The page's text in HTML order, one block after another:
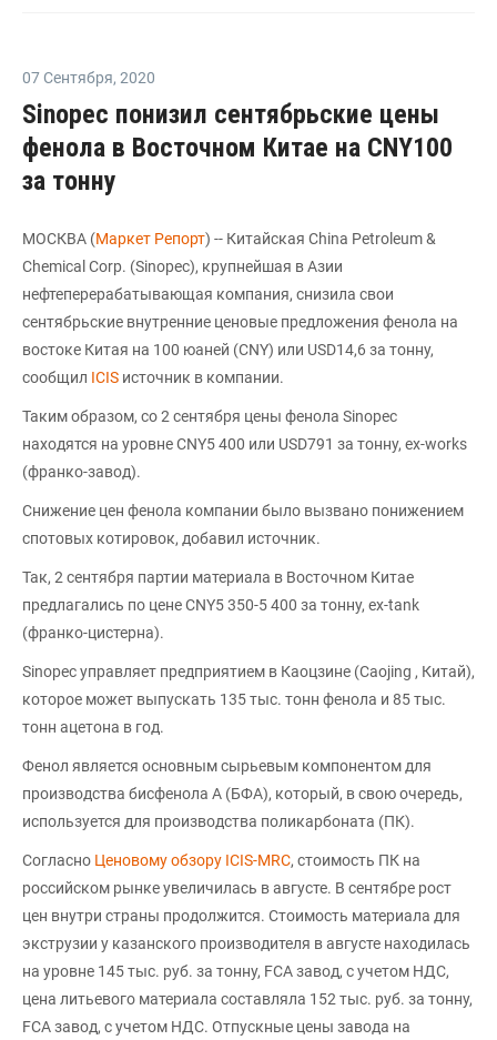
07 Сентября, 2020
Sinopec понизил сентябрьские цены
фенола в Восточном Китае на CNY100
за тонну
МОСКВА (Маркет Репорт) -- Китайская China Petroleum &
Chemical Corp. (Sinopec), крупнейшая в Азии
нефтеперерабатывающая компания, снизила свои
сентябрьские внутренние ценовые предложения фенола на
востоке Китая на 100 юаней (CNY) или USD14,6 за тонну,
сообщил ICIS источник в компании.
Таким образом, со 2 сентября цены фенола Sinopec
находятся на уровне CNY5 400 или USD791 за тонну, ex-works
(франко-завод).
Снижение цен фенола компании было вызвано понижением
спотовых котировок, добавил источник.
Так, 2 сентября партии материала в Восточном Китае
предлагались по цене CNY5 350-5 400 за тонну, ex-tank
(франко-цистерна).
Sinopec управляет предприятием в Каоцзине (Caojing , Китай),
которое может выпускать 135 тыс. тонн фенола и 85 тыс.
тонн ацетона в год.
Фенол является основным сырьевым компонентом для
производства бисфенола А (БФА), который, в свою очередь,
используется для производства поликарбоната (ПК).
Согласно Ценовому обзору ICIS-MRC, стоимость ПК на
российском рынке увеличилась в августе. В сентябре рост
цен внутри страны продолжится. Стоимость материала для
экструзии у казанского производителя в августе находилась
на уровне 145 тыс. руб. за тонну, FCA завод, с учетом НДС,
цена литьевого материала составляла 152 тыс. руб. за тонну,
FCA завод, с учетом НДС. Отпускные цены завода на